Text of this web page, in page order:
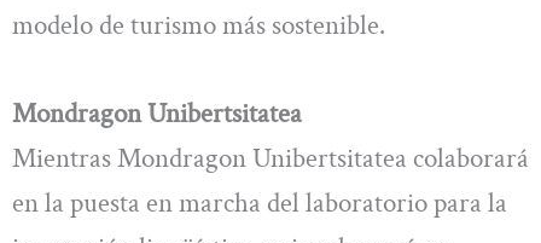
modelo de turismo más sostenible.
Mondragon Unibertsitatea
Mientras Mondragon Unibertsitatea colaborará
en la puesta en marcha del laboratorio para la